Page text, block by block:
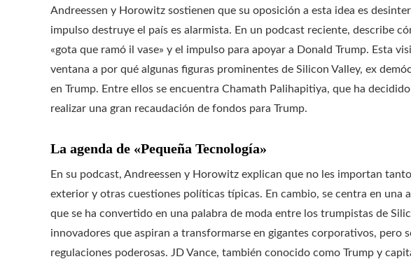
Andreessen y Horowitz sostienen que su oposición a esta idea es
impulso destruye el país es alarmista. En un podcast reciente, describe
«gota que ramó il vase» y el impulso para apoyar a Donald Trump. Esta
ventana a por qué algunas figuras prominentes de Silicon Valley, ex
en Trump. Entre ellos se encuentra Chamath Palihapitiya, que ha
realizar una gran recaudación de fondos para Trump.
La agenda de «Pequeña Tecnología»
En su podcast, Andreessen y Horowitz explican que no les importan
exterior y otras cuestiones políticas típicas. En cambio, se centra en una
que se ha convertido en una palabra de moda entre los trumpistas de
innovadores que aspiran a transformarse en gigantes corporativos, pero
regulaciones poderosas. JD Vance, también conocido como Trump y